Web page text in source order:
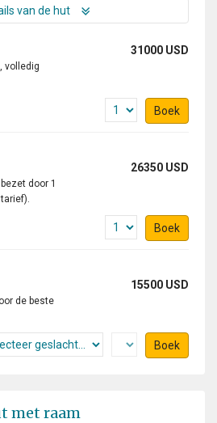
van de hut
31000 USD
volledig
Boek
26350 USD
door 1
Boek
15500 USD
de beste
Boek
met raam